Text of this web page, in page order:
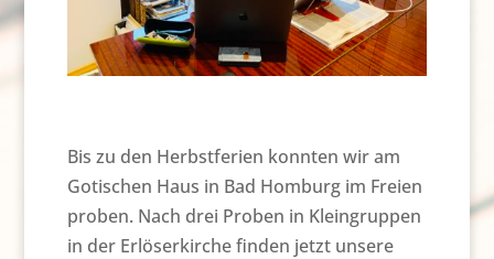
Bis zu den Herbstferien konnten wir am
Gotischen Haus in Bad Homburg im Freien
proben. Nach drei Proben in Kleingruppen
in der Erlöserkirche finden jetzt unsere